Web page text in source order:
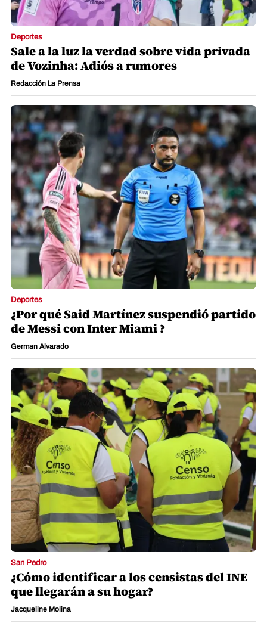
Deportes
Sale a la luz la verdad sobre vida privada
de Vozinha: Adiós a rumores
Redacción La Prensa
Deportes
¿Por qué Said Martínez suspendió partido
de Messi con Inter Miami ?
German Alvarado
San Pedro
¿Cómo identificar a los censistas del INE
que llegarán a su hogar?
Jacqueline Molina